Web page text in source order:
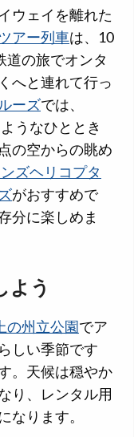
ウェイを離れた
アー列車は、10
道の旅でオンタ
へと連れて行っ
ーズでは、
うなひととき
の空からの眺め
ズヘリコプタ
がおすすめで
分に楽しめま
よう
の州立公園でア
しい季節です
。天候は穏やか
り、レンタル用
なります。